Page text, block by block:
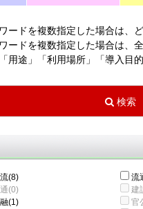
ードを複数指定した場合は、
ードを複数指定した場合は、
用途」「利用場所」「導入目
(8)
流
(0)
建
(1)
官